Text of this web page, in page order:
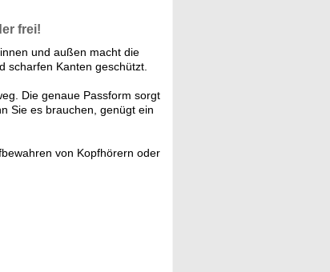
frei!
und außen macht die
scharfen Kanten geschützt.
Die genaue Passform sorgt
Sie es brauchen, genügt ein
von Kopfhörern oder